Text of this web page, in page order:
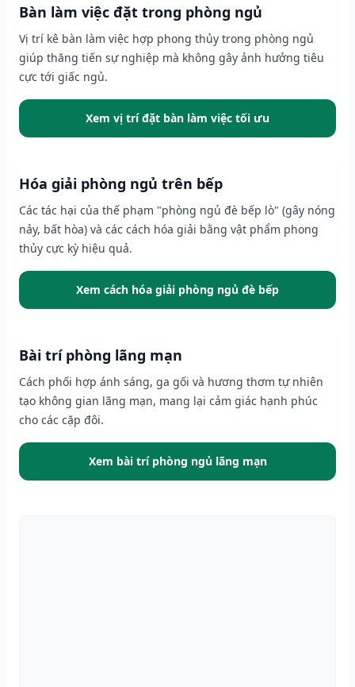
Bàn làm việc đặt trong phòng ngủ
Vị trí kê bàn làm việc hợp phong thủy trong phòng ngủ
giúp thăng tiến sự nghiệp mà không gây ảnh hưởng tiêu
cực tới giấc ngủ.
Xem vị trí đặt bàn làm việc tối ưu
Hóa giải phòng ngủ trên bếp
Các tác hại của thế phạm "phòng ngủ đè bếp lò" (gây nóng
nảy, bất hòa) và các cách hóa giải bằng vật phẩm phong
thủy cực kỳ hiệu quả.
Xem cách hóa giải phòng ngủ đè bếp
Bài trí phòng lãng mạn
Cách phối hợp ánh sáng, ga gối và hương thơm tự nhiên
tạo không gian lãng mạn, mang lại cảm giác hạnh phúc
cho các cặp đôi.
Xem bài trí phòng ngủ lãng mạn